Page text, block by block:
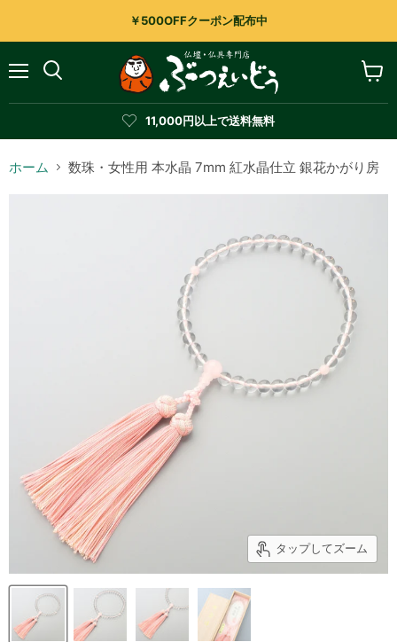
￥500OFFクーポン配布中
索
11,000円以上で送料無料
ー
見
る
ホーム 数珠・女性用 本水晶 7mm 紅水晶仕立 銀花かがり房
タップしてズーム